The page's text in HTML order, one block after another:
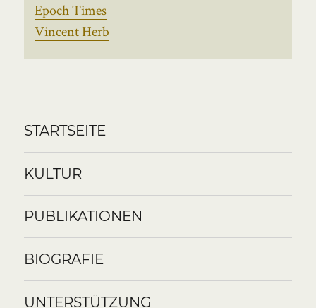
Epoch Times
Vincent Herb
STARTSEITE
KULTUR
PUBLIKATIONEN
BIOGRAFIE
UNTERSTÜTZUNG